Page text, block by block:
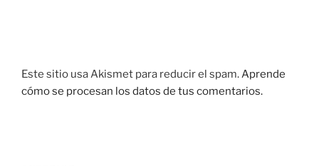
Este sitio usa Akismet para reducir el spam.Aprende
cómo se procesan los datos de tus comentarios.